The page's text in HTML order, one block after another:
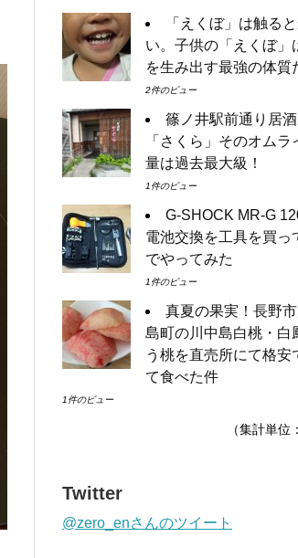
「えくぼ」は触る
い。子供の「えくぼ」
を生み出す最強の体質
2件のビュー
篠ノ井駅前通り居
「さくら」そのオムラ
量は過去最大級！
1件のビュー
G-SHOCK MR-G
電池交換を工具を買っ
でやってみた
1件のビュー
真夏の果実！長野
島町の川中島白桃・白
う桃を直売所にて格安
て食べた件
1件のビュー
（集計単位
Twitter
@zero_enさんのツイート